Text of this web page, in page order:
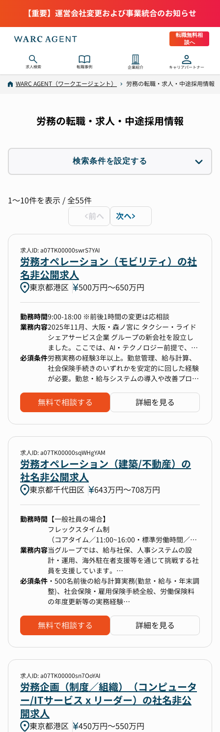
【重要】運営会社変更および事業統合のお知らせ
転職無料相
談へ
求人検索 転職事例 企業紹介 キャリアパートナー
WARC AGENT（ワークエージェント） 労務の転職・求人・中途採用情報
労務の転職・求人・中途採用情報
検索条件を設定する
2件選択
選択なし
年収
下限なし〜上限なし
検索する
選択中の条件 すべてクリア
労務オペレーション
労務企画（制度／組織）
1〜10件を表示 / 全55件
前へ
次へ
求人ID: a07TK00000swrS7YAI
労務オペレーション（モビリティ）の社
名非公開求人
東京都港区 500万円〜650万円
勤務時間9:00-18:00 ※前後1時間の変更は応相談
業務内容2025年11月、大阪・森ノ宮に タクシー・ライド
シェアサービス企業 グループの新会社を設立し
ました。ここでは、AI・テクノロジー前提で、業
務フローからオフィス環境までをゼロから再設計
する “次世代のタクシー営業所” をつくります。
し、勤怠・給与・安全管理・配車・点呼など、あ
らゆるプロセスをDXしていきます。
そのうえで、現場で見える課題や改善ニーズをプ
ロダクトチームと共有し、労務システムの進化に
も関わっていく──
そんな“実務の中心にいながら、あるべき労務を
作っていく”ポジションです。
業務内容
▼1000名を超える従業員の労務オペレーション
・勤怠管理・給与計算
・社会保険・労働保険関連の手続き
・入退社、契約更新、異動の管理と実行
▼グループ全体の労務基盤づくり
・勤怠管理システム・給与システムの刷新・改善
・安全運行を支える労務ルールの整備
・36協定管理、労基署対応
・労務アドバイス、労務トラブルの対応
必須条件労務実務の経験3年以上。勤怠管理、給与計算、
社会保険手続きのいずれかを安定的に回した経験
が必要。勤怠・給与システムの導入や改善プロジ
さを求められる業務での実務遂行力が必要。現場
スタッフとのコミュニケーションを円滑に行える
無料で相談する 詳細を見る
求人ID: a07TK00000sqWHgYAM
労務オペレーション（建築/不動産）の
社名非公開求人
東京都千代田区 643万円〜708万円
勤務時間 【一般社員の場合】
フレックスタイム制
（コアタイム／11:00~16:00・標準労働時間／1
日8時間）
【管理監督者として採用の場合】
始業（09時00分）～終業（18時00分）を基本と
し、始業・終業・勤務時間に関し、労働者の決定
に委ねる。
いです
全社の基本ルールとしては原則週3日オフィス勤
務となっており、チームごとにオフィス勤務日を
そろえることでチームワークや心理的に安全な環
境をつくっています。ただし、「チームの成果の
最大化」の観点から、半期毎の承認制でチームご
とにルール変更を可能としております。配属予定
業務内容当グループでは、給与社保、人事システムの設
計・運用、海外駐在者支援等を通じて挑戦する社
員を支援しています。
給与社保の実務全般から、業務改善や仕組化の推
進のほか、不動産・住宅情報サイト運営企業らし
い働き方を実現する人事諸施策の企画等を行って
具体的には以下の業務の中から、ご経験や志向性
の管理および分析。
勤怠管理：勤怠システムの設定と運用、勤怠デー
タの管理および分析。
社会保険業務：法令遵守のための情報収集と対
応。月次業務、年次業務手続きとスケジュールや
タスクの管理。
必須条件 ・500名前後の給与計算実務(勤怠・給与・年末調
整)、社会保険・雇用保険手続全般、労働保険料
の年度更新等の実務経験
経験
・法改正に伴う対応や人事施策の実行など、中心
い方も大歓迎です！
無料で相談する 詳細を見る
求人ID: a07TK00000sn7OoYAI
労務企画（制度／組織）（コンピュータ
ー/ITサービス x リーダー）の社名非公
開求人
東京都港区 450万円〜550万円